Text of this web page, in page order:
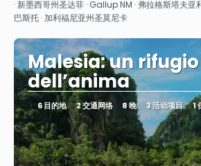
· 新墨西哥州圣达菲 · Gallup NM · 弗拉格斯塔夫亚
巴斯托 · 加利福尼亚州圣莫尼卡
Malesia: un rifugio
dell’anima
6 目的地 2 交通网络 8 晚 3 活动项目 1